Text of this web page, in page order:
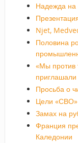
Надежда на
Njet,
Половина
«Мы против
Просьба о
Цели «СВО»
Замах на
Франция
Каледонии